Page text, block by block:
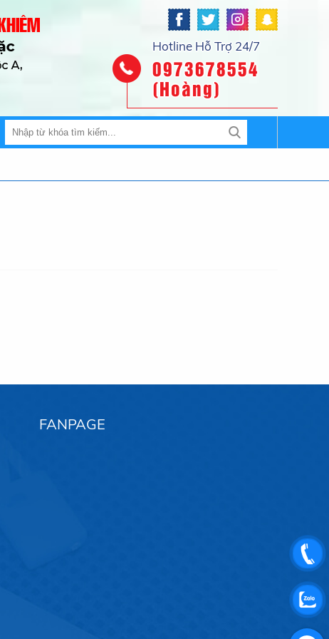
Hotline Hỗ Trợ 24/7
0973678554
(Hoàng)
FANPAGE